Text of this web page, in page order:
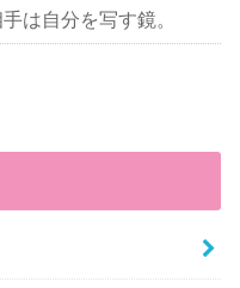
は自分を写す鏡。